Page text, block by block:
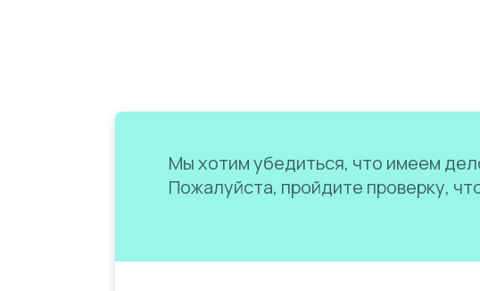
Мы хотим убедиться, что имеем
Пожалуйста, пройдите проверку,